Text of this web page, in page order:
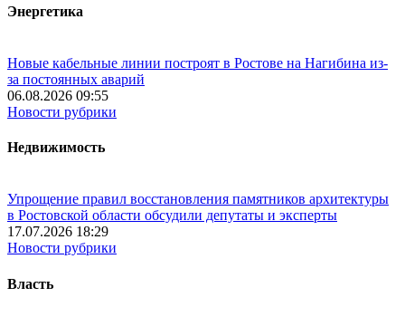
Энергетика
Новые кабельные линии построят в Ростове на Нагибина из-
за постоянных аварий
06.08.2026 09:55
Новости рубрики
Недвижимость
Упрощение правил восстановления памятников архитектуры
в Ростовской области обсудили депутаты и эксперты
17.07.2026 18:29
Новости рубрики
Власть